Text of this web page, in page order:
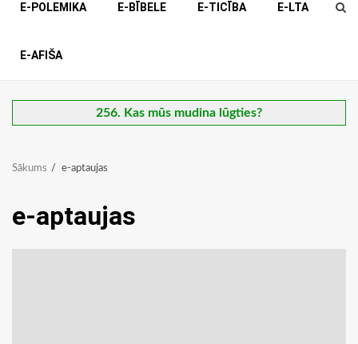
E-POLEMIKA E-BĪBELE E-TICĪBA E-LTA
E-AFIŠA
256. Kas mūs mudina lūgties?
Sākums e-aptaujas
e-aptaujas